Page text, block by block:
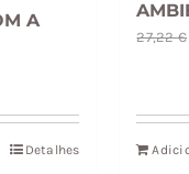
A
Detalhes
27,22€